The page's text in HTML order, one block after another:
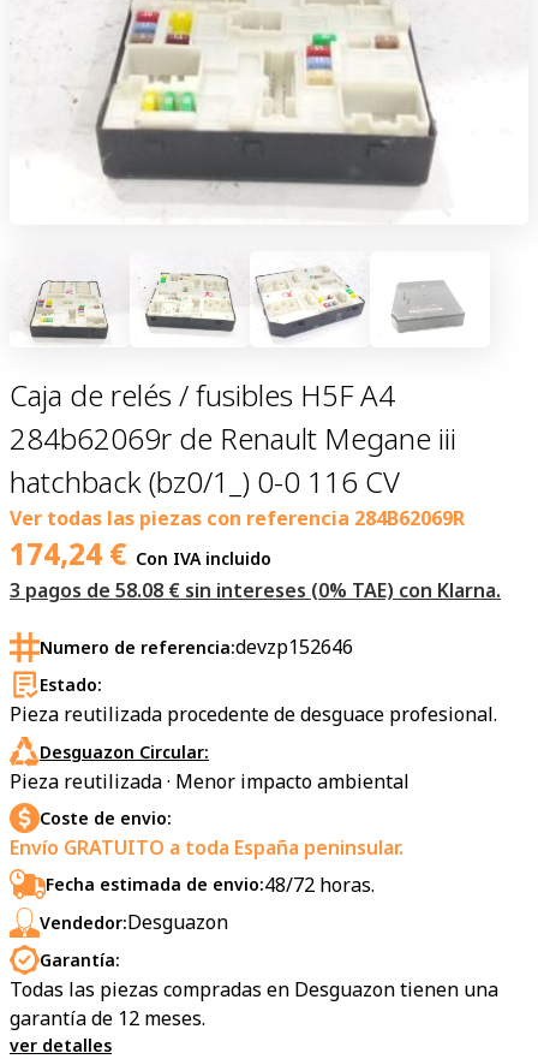
Caja de relés / fusibles H5F A4
284b62069r de Renault Megane iii
hatchback (bz0/1_) 0-0 116 CV
Ver todas las piezas con referencia 284B62069R
174,24 € Con IVA incluido
3 pagos de 58.08 € sin intereses (0% TAE) con Klarna.
Numero de referencia:devzp152646
Estado:
Pieza reutilizada procedente de desguace profesional.
Desguazon Circular:
Pieza reutilizada · Menor impacto ambiental
Coste de envio:
Envío GRATUITO a toda España peninsular.
Fecha estimada de envio:48/72 horas.
Vendedor:Desguazon
Garantía:
Todas las piezas compradas en Desguazon tienen una
garantía de 12 meses.
ver detalles